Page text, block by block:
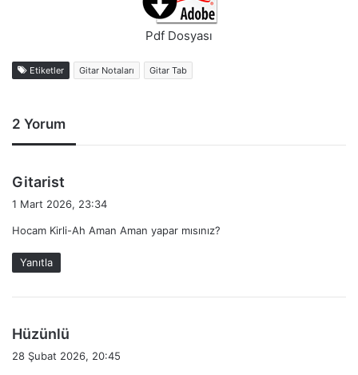
Pdf Dosyası
Etiketler Gitar Notaları Gitar Tab
2 Yorum
Gitarist
i
1 Mart 2026, 23:34
Hocam Kirli-Ah Aman Aman yapar mısınız?
Yanıtla
Hüzünlü
28 Şubat 2026, 20:45